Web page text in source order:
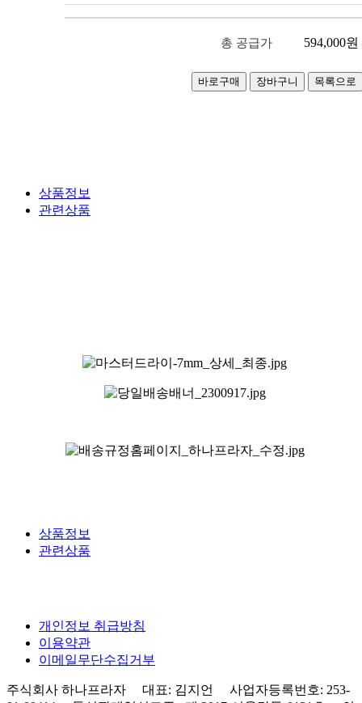
총 공급가 594,000원
상품정보
관련상품
상품정보
관련상품
개인정보 취급방침
이용약관
이메일무단수집거부
주식회사 하나프라자 대표: 김지언 사업자등록번호: 253-